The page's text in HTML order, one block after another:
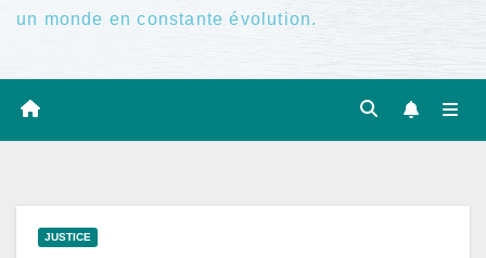
un monde en constante évolution.
JUSTICE